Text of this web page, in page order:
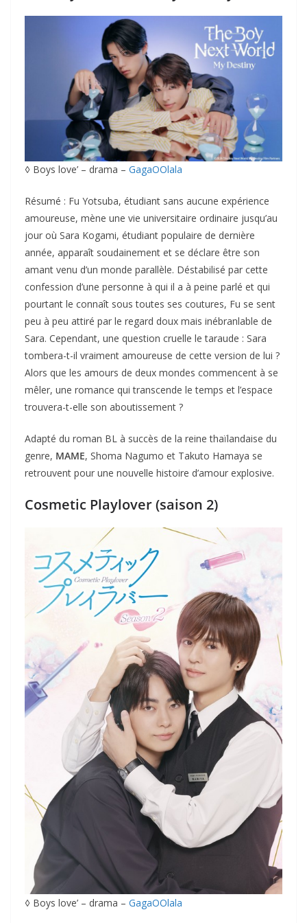
◊ Boys love’ – drama – GagaOOlala
Résumé : Fu Yotsuba, étudiant sans aucune expérience
amoureuse, mène une vie universitaire ordinaire jusqu’au
jour où Sara Kogami, étudiant populaire de dernière
année, apparaît soudainement et se déclare être son
amant venu d’un monde parallèle. Déstabilisé par cette
confession d’une personne à qui il a à peine parlé et qui
pourtant le connaît sous toutes ses coutures, Fu se sent
peu à peu attiré par le regard doux mais inébranlable de
Sara. Cependant, une question cruelle le taraude : Sara
tombera-t-il vraiment amoureuse de cette version de lui ?
Alors que les amours de deux mondes commencent à se
mêler, une romance qui transcende le temps et l’espace
trouvera-t-elle son aboutissement ?
Adapté du roman BL à succès de la reine thaïlandaise du
genre, MAME, Shoma Nagumo et Takuto Hamaya se
retrouvent pour une nouvelle histoire d’amour explosive.
Cosmetic Playlover (saison 2)
◊ Boys love’ – drama – GagaOOlala